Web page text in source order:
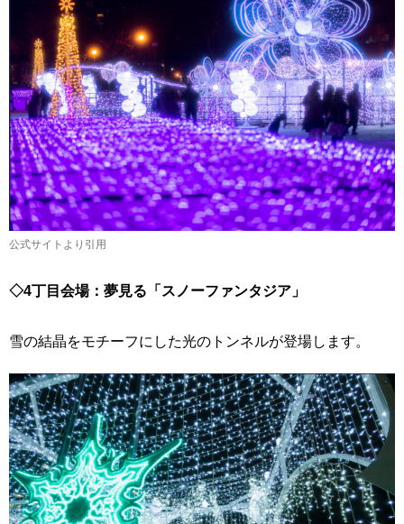
公式サイトより引用
◇4丁目会場：夢見る「スノーファンタジア」
雪の結晶をモチーフにした光のトンネルが登場します。